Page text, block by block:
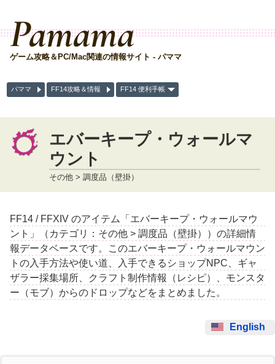
Pamama
ゲーム攻略＆PC/Mac関連の情報サイト - パママ
パママ FF14攻略＆情報 FF14 便利手帳
エバーキープ・ウォールマ
ウント
その他 > 調度品（壁掛）
FF14 / FFXIV のアイテム「エバーキープ・ウォールマウ
ント」（カテゴリ：その他 > 調度品（壁掛））の詳細情
報データベースです。このエバーキープ・ウォールマウン
トの入手方法や使い道、入手できるショップNPC、ギャ
ザラー採集場所、クラフト制作情報（レシピ）、モンスタ
ー（モブ）からのドロップなどをまとめました。
English